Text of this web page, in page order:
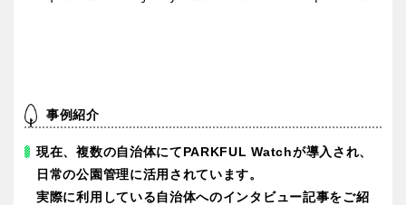
事例紹介
現在、複数の自治体にてPARKFUL Watchが導入され、
日常の公園管理に活用されています。
実際に利用している自治体へのインタビュー記事をご紹